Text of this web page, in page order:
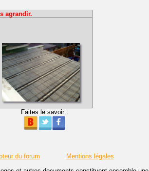
agrandir.
Faites le savoir :
du forum
Mentions légales